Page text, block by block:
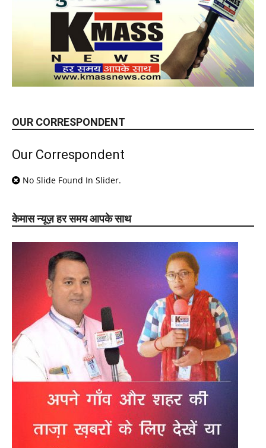
OUR CORRESPONDENT
Our Correspondent
No Slide Found In Slider.
केमास न्यूज़ हर समय आपके साथ